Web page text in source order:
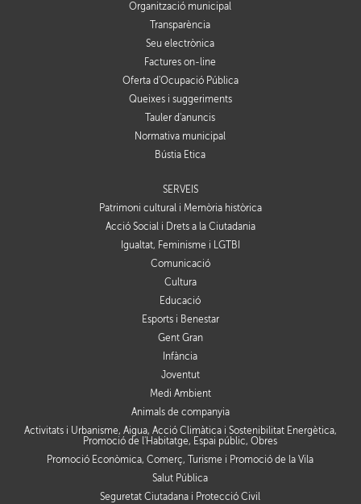
Organització municipal
Transparència
Seu electrònica
Factures on-line
Oferta d'Ocupació Pública
Queixes i suggeriments
Tauler d'anuncis
Normativa municipal
Bústia Ètica
SERVEIS
Patrimoni cultural i Memòria històrica
Acció Social i Drets a la Ciutadania
Igualtat, Feminisme i LGTBI
Comunicació
Cultura
Educació
Esports i Benestar
Gent Gran
Infància
Joventut
Medi Ambient
Animals de companyia
Activitats i Urbanisme, Aigua, Acció Climàtica i Sostenibilitat Energètica,
Promoció de l'Habitatge, Espai públic, Obres
Promoció Econòmica, Comerç, Turisme i Promoció de la Vila
Salut Pública
Seguretat Ciutadana i Protecció Civil